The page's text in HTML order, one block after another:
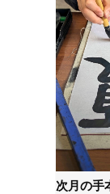
次月の手